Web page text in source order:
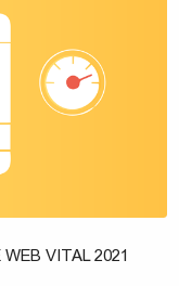
VITAL 2021